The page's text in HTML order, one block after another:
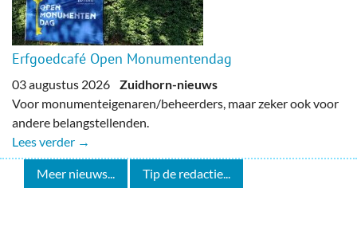
Erfgoedcafé Open Monumentendag
03 augustus 2026 Zuidhorn-nieuws
Voor monumenteigenaren/beheerders, maar zeker ook voor
andere belangstellenden.
Lees verder →
Meer nieuws... Tip de redactie...